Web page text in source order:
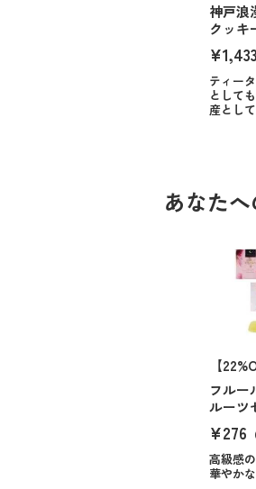
神戸浪
クッキ
¥1,433
ティー
として
産とし
あなた
【
フルー
ルーツ
¥276
高級感
華やか